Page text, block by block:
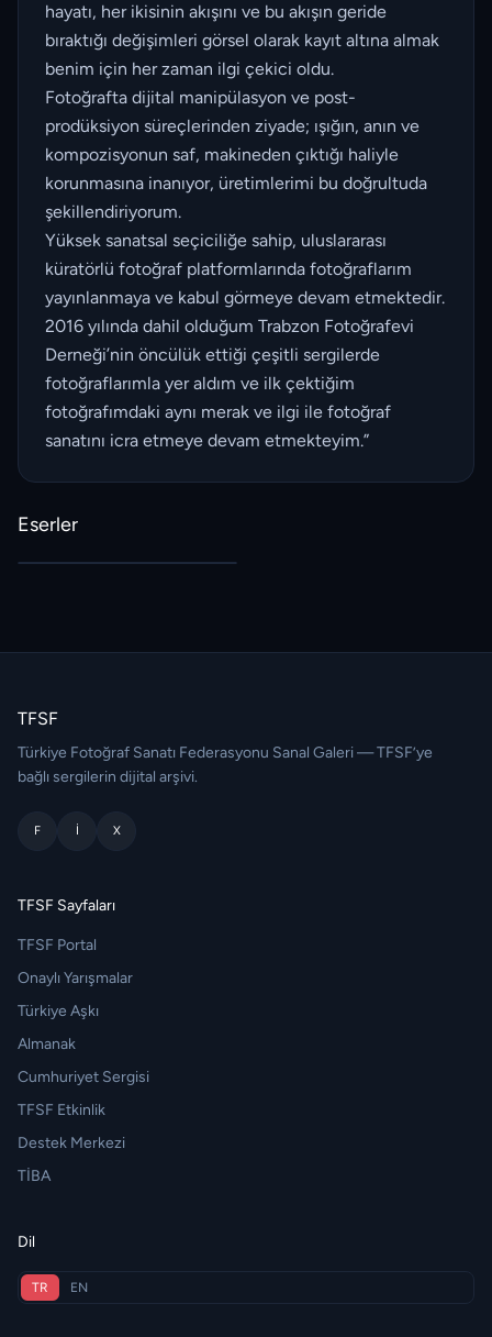
hayatı, her ikisinin akışını ve bu akışın geride
bıraktığı değişimleri görsel olarak kayıt altına almak
benim için her zaman ilgi çekici oldu.
Fotoğrafta dijital manipülasyon ve post-
prodüksiyon süreçlerinden ziyade; ışığın, anın ve
kompozisyonun saf, makineden çıktığı haliyle
korunmasına inanıyor, üretimlerimi bu doğrultuda
şekillendiriyorum.
Yüksek sanatsal seçiciliğe sahip, uluslararası
küratörlü fotoğraf platformlarında fotoğraflarım
yayınlanmaya ve kabul görmeye devam etmektedir.
2016 yılında dahil olduğum Trabzon Fotoğrafevi
Derneği’nin öncülük ettiği çeşitli sergilerde
fotoğraflarımla yer aldım ve ilk çektiğim
fotoğrafımdaki aynı merak ve ilgi ile fotoğraf
sanatını icra etmeye devam etmekteyim.”
Eserler
TFSF
Türkiye Fotoğraf Sanatı Federasyonu Sanal Galeri — TFSF’ye
bağlı sergilerin dijital arşivi.
F I X
TFSF Sayfaları
TFSF Portal
Onaylı Yarışmalar
Türkiye Aşkı
Almanak
Cumhuriyet Sergisi
TFSF Etkinlik
Destek Merkezi
TİBA
Dil
TR EN